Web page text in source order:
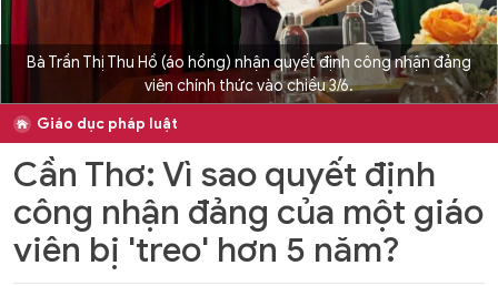
Bà Trần Thị Thu Hồ (áo hồng) nhận quyết định công nhận đảng
viên chính thức vào chiều 3/6.
Giáo dục pháp luật
Cần Thơ: Vì sao quyết định
công nhận đảng của một giáo
viên bị 'treo' hơn 5 năm?